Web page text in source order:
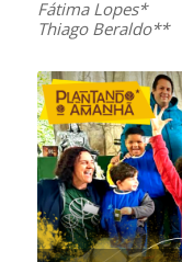
Fátima Lopes*
Thiago Beraldo**